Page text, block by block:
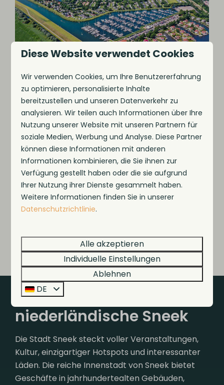
Entdecken Sie das
niederländische Sneek
Die Stadt Sneek steckt voller Veranstaltungen,
Kultur, einzigartiger Hotspots und interessanter
Läden. Die reiche Innenstadt von Sneek bietet
Geschäfte in jahrhundertealten Gebäuden,
Diese Website verwendet Cookies
Wir verwenden Cookies, um Ihre Benutzererfahrung
zu optimieren, personalisierte Inhalte
bereitzustellen und unseren Datenverkehr zu
analysieren. Wir teilen auch Informationen über Ihre
Nutzung unserer Website mit unseren Partnern für
soziale Medien, Werbung und Analyse. Diese Partner
können diese Informationen mit anderen
Informationen kombinieren, die Sie ihnen zur
Verfügung gestellt haben oder die sie aufgrund
Ihrer Nutzung ihrer Dienste gesammelt haben.
Weitere Informationen finden Sie in unserer
Datenschutzrichtlinie.
Alle akzeptieren
Individuelle Einstellungen
Ablehnen
DE